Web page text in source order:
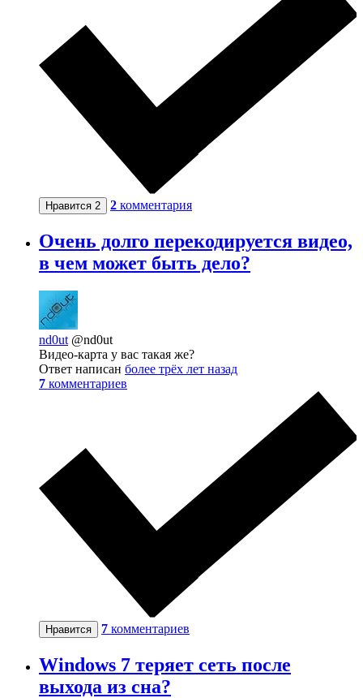
Нравится 2 2 комментария
Очень долго перекодируется видео,
в чем может быть дело?
nd0ut @nd0ut
Видео-карта у вас такая же?
Ответ написан более трёх лет назад
7 комментариев
Нравится 7 комментариев
Windows 7 теряет сеть после
выхода из сна?